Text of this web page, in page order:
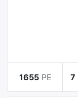
1655 PE 7